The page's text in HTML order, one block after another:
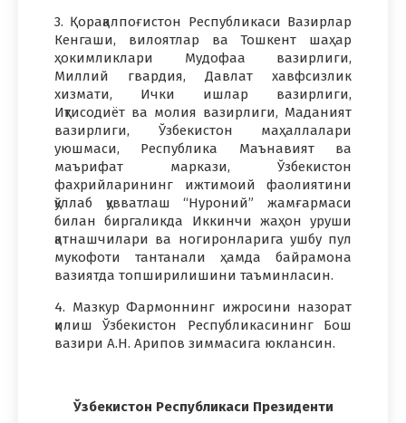
3. Қорақалпоғистон Республикаси Вазирлар
Кенгаши, вилоятлар ва Тошкент шаҳар
ҳокимликлари Мудофаа вазирлиги,
Миллий гвардия, Давлат хавфсизлик
хизмати, Ички ишлар вазирлиги,
Иқтисодиёт ва молия вазирлиги, Маданият
вазирлиги, Ўзбекистон маҳаллалари
уюшмаси, Республика Маънавият ва
маърифат маркази, Ўзбекистон
фахрийларининг ижтимоий фаолиятини
қўллаб қувватлаш “Нуроний” жамғармаси
билан биргаликда Иккинчи жаҳон уруши
қатнашчилари ва ногиронларига ушбу пул
мукофоти тантанали ҳамда байрамона
вазиятда топширилишини таъминласин.
4. Мазкур Фармоннинг ижросини назорат
қилиш Ўзбекистон Республикасининг Бош
вазири А.Н. Арипов зиммасига юклансин.
Ўзбекистон Республикаси Президенти